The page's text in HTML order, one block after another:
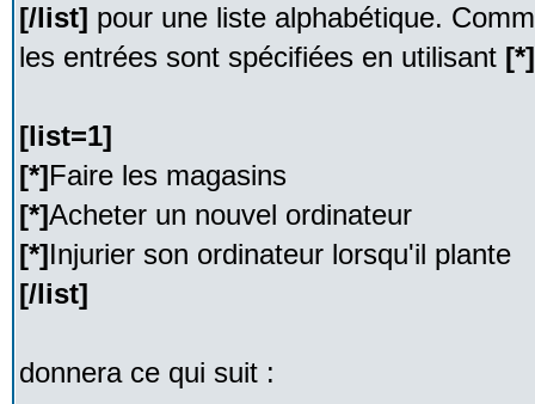
[/list] pour une liste alphabétique.
les entrées sont spécifiées en utilisant [*]
[list=1]
[*]Faire les magasins
[*]Acheter un nouvel ordinateur
[*]Injurier son ordinateur lorsqu'il plante
[/list]
donnera ce qui suit :